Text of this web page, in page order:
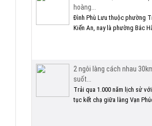
hoàng...
Đình Phù Lưu thuộc phường
Kiến An, nay là phường Bắc
2 ngôi làng cách nhau
suốt...
Trải qua 1.000 năm lịch sử
tục kết chạ giữa làng Vạn